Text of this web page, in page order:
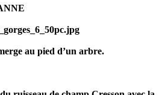
au pied d’un arbre.